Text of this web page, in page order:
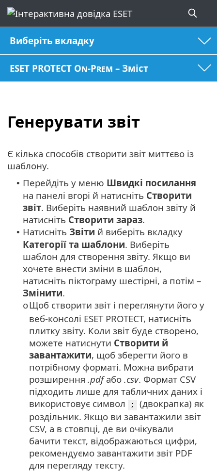
Виберіть вкладку
ESET PROTECT On-Prem – Зміст
Генерувати звіт
Є кілька способів створити звіт миттєво із
шаблону.
• Перейдіть у меню Швидкі посилання
на панелі вгорі й натисніть Створити
звіт. Виберіть наявний шаблон звіту й
натисніть Створити зараз.
• Натисніть Звіти й виберіть вкладку
Категорії та шаблони. Виберіть
шаблон для створення звіту. Якщо ви
хочете внести зміни в шаблон,
натисніть піктограму шестірні, а потім –
Змінити.
oЩоб створити звіт і переглянути його у
веб-консолі ESET PROTECT, натисніть
плитку звіту. Коли звіт буде створено,
можете натиснути Створити й
завантажити, щоб зберегти його в
потрібному форматі. Можна вибрати
розширення .pdfабо .csv. Формат CSV
підходить лише для табличних даних і
використовує символ
;
(двокрапка) як
роздільник. Якщо ви завантажили звіт
CSV, а в стовпці, де ви очікували
бачити текст, відображаються цифри,
рекомендуємо завантажити звіт PDF
для перегляду тексту.